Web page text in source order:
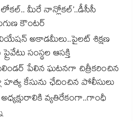
మీరే నాన్లోకల్’..డీసీసీ
కౌంటర్
అకాడమీలు..పైలట్ శిక్షణ
సంస్థల ఆసక్తి
పేలిన ఘటనగా చిత్రీకరించిన
హత్య కేసును ఛేదించిన పోలీసులు
వ్యతిరేకంగా..గాంధీ